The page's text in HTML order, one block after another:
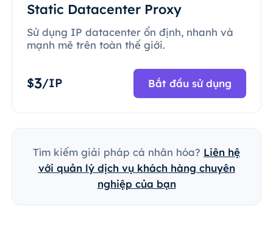
Static Datacenter Proxy
Sử dụng IP datacenter ổn định, nhanh và
mạnh mẽ trên toàn thế giới.
$3/IP Bắt đầu sử dụng
Tìm kiếm giải pháp cá nhân hóa? Liên hệ
với quản lý dịch vụ khách hàng chuyên
nghiệp của bạn